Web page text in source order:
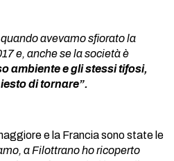
avevamo sfiorato la
e, anche se la società è
ambiente e gli stessi tifosi,
di tornare”.
e la Francia sono state le
a Filottrano ho ricoperto